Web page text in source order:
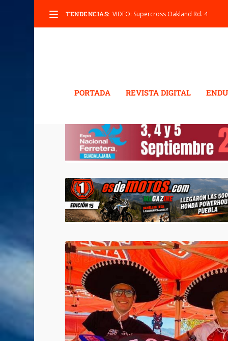
TENDENCIAS: VIDEO: Supercross Oakland Rd. 4
PORTADA REVISTA DIGITAL